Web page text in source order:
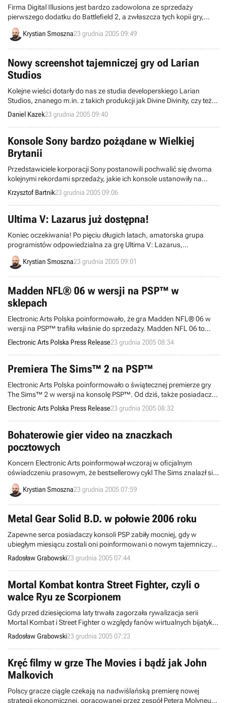
Firma Digital Illusions jest bardzo zadowolona ze sprzedaży
pierwszego dodatku do Battlefield 2, a zwłaszcza tych kopii gry,
które trafiły do klientów za pośrednictwem sieci Internet.
Ukontentowani autorzy popularnej strzelaniny, nie zamierzają
wyłącznie w sieci.
Krystian Smoszna23 grudnia 2005 09:49
Nowy screenshot tajemniczej gry od Larian
Studios
Kolejne wieści dotarły do nas ze studia developerskiego Larian
Studios, znanego m.in. z takich produkcji jak Divine Divinity, czy też
Beyond Divinity. Belgijskie studio udostępniło kolejny screenshot,
najprawdopodobniej promujący w dalszym ciągu pozbawioną tytułu
grę z gatunku cRPG.
Daniel Kazek23 grudnia 2005 09:40
Konsole Sony bardzo pożądane w Wielkiej
Brytanii
Przedstawiciele korporacji Sony postanowili pochwalić się dwoma
kolejnymi rekordami sprzedaży, jakie ich konsole ustanowiły na
Wyspach Brytyjskich. Pierwsze osiągnięcie dotyczy platformy
stacjonarnej PlayStation 2, drugie zaś handhelda PlayStation
Portable.
Krzysztof Bartnik23 grudnia 2005 09:06
Ultima V: Lazarus już dostępna!
Koniec oczekiwania! Po pięciu długich latach, amatorska grupa
programistów odpowiedzialna za grę Ultima V: Lazarus,
opublikowała wczoraj jej pełną wersję w Internecie.
Krystian Smoszna23 grudnia 2005 09:01
Madden NFL® 06 w wersji na PSP™ w
sklepach
Electronic Arts Polska poinformowało, że gra Madden NFL® 06 w
wersji na PSP™ trafiła właśnie do sprzedaży. Madden NFL 06 to
szesnasta odsłona interaktywnych rozgrywek zawodowej ligi futbolu
amerykańskiego. Nowa gra oferuje m.in. ulepszone zagrania
ofensywne i usprawniony system wykonywania podań. Na uwagę
zasługuje także niesamowity tryb NFL Superstar, dzięki któremu
Electronic Arts Polska Press Release23 grudnia 2005 08:34
Premiera The Sims™ 2 na PSP™
Electronic Arts Polska poinformowało o świątecznej premierze gry
The Sims™ 2 w wersji na konsolę PSP™. Od dziś, także posiadacze
przenośnej platformy do gier firmy Sony mogą decydować o losach
swoich ulubieńców... zawsze i wszędzie!
Electronic Arts Polska Press Release23 grudnia 2005 08:32
Bohaterowie gier video na znaczkach
pocztowych
Koncern Electronic Arts poinformował wczoraj w oficjalnym
oświadczeniu prasowym, że bestsellerowy cykl The Sims znalazł się
wśród dziewięciu innych tytułów rozrywkowych, jakie francuska
poczta uhonorowała w serii kolekcjonerskich znaczków.
Krystian Smoszna23 grudnia 2005 07:59
Metal Gear Solid B.D. w połowie 2006 roku
Zapewne serca posiadaczy konsoli PSP zabiły mocniej, gdy w
ubiegłym miesiącu zostali oni poinformowani o nowym tajemniczym
projekcie, realizowanym przez ekipę Hideo Kojimy. Dziś wiemy już
nieco więcej w tej materii i chcielibyśmy podzielić się świeżymi
danymi z Szanownymi Czytelnikami.
Radosław Grabowski23 grudnia 2005 07:44
Mortal Kombat kontra Street Fighter, czyli o
walce Ryu ze Scorpionem
Gdy przed dziesięcioma laty trwała zagorzała rywalizacja serii
Mortal Kombat i Street Fighter o względy fanów wirtualnych bijatyk,
każda z marek prezentowała zupełnie inny styl graficzny.
„Śmiertelna Walka” ukazywała cyfrowo obrobione sylwetki aktorów,
natomiast „Uliczny Wojownik” demonstrował postaci rysunkowe.
Pewnemu zdolnemu Internaucie o pseudonimie Proxicide udało się
połączyć świat MK i SF.
Radosław Grabowski23 grudnia 2005 07:23
Kręć filmy w grze The Movies i bądź jak John
Malkovich
Polscy gracze ciągle czekają na nadwiślańską premierę nowej
strategii ekonomicznej, opracowanej przez zespół Petera Molyneuxa